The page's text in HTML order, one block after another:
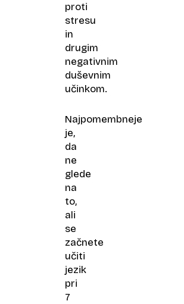
proti
stresu
in
drugim
negativnim
duševnim
učinkom.
Najpomembneje
je,
da
ne
glede
na
to,
ali
se
začnete
učiti
jezik
pri
7